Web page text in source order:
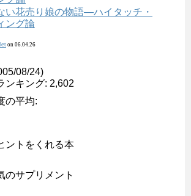
い花売り娘の物語―ハイタッチ・
ング論
on 06.04.26
08/24)
ンキング: 2,602
の平均:
ントをくれる本
のサプリメント